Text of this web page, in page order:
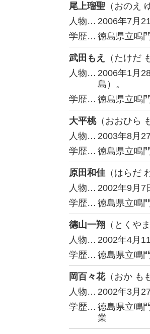
尾上瑠聖 （おのえ
人物… 2006年7月
学歴… 徳島県立鳴
武田もえ
（たけだ
人物… 2006年1月
島）。
学歴… 徳島県立鳴
大平桃（おおひら
人物… 2003年8月
学歴… 徳島県立鳴
原田和佳 （はらだ
人物… 2002年9月7
学歴… 徳島県立鳴
德山一翔 （とくや
人物… 2002年4月
学歴… 徳島県立鳴
岡百々花（おか も
人物… 2002年3月
学歴… 徳島県立鳴
業